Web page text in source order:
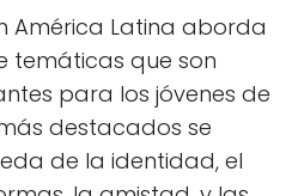
América Latina aborda
temáticas que son
para los jóvenes de
destacados se
de la identidad, el